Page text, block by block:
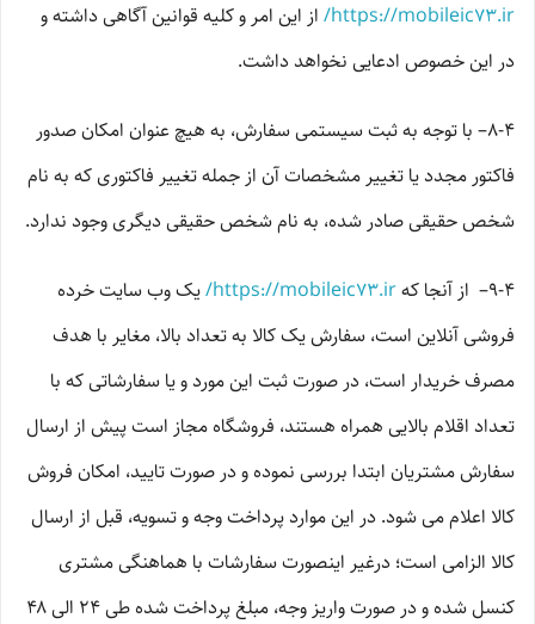
https://mobileic73.ir/ از این امر و کلیه قوانین آگاهی داشته و
در این خصوص ادعایی نخواهد داشت.
8-۴– با توجه به ثبت سیستمی سفارش، به هیچ عنوان امکان صدور
فاکتور مجدد یا تغییر مشخصات آن از جمله تغییر فاکتوری که به نام
شخص حقیقی صادر شده، به نام شخص حقیقی دیگری وجود ندارد.
9-۴– از آنجا که https://mobileic73.ir/ یک وب ‌سایت خرده‌
فروشی آنلاین است، سفارش یک کالا به تعداد بالا، مغایر با هدف
مصرف خریدار است، در صورت ثبت این مورد و یا سفارشاتی که با
تعداد اقلام بالایی همراه هستند، فروشگاه مجاز است پیش از ارسال
سفارش مشتریان ابتدا بررسی نموده و در صورت تایید، امکان فروش
کالا اعلام می شود. در این موارد پرداخت وجه و تسویه، قبل از ارسال
کالا الزامی است؛ درغیر اینصورت سفارشات با هماهنگی مشتری
کنسل شده و در صورت واریز وجه، مبلغ پرداخت شده طی ۲۴ الی ۴۸